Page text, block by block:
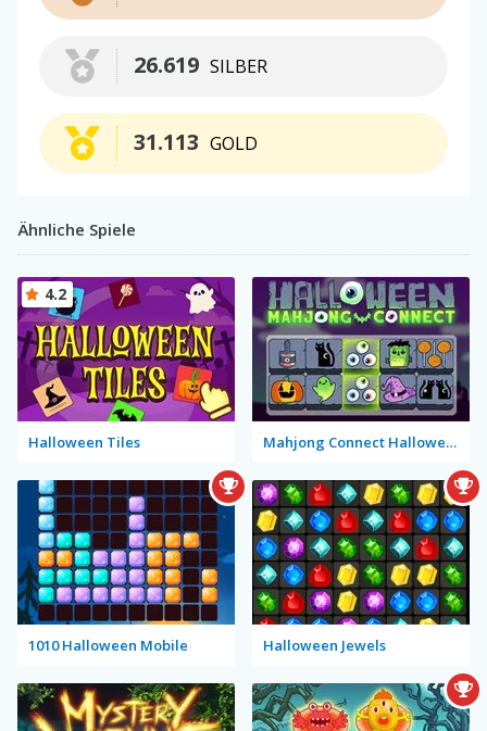
SILBER
26.619
GOLD
31.113
Ähnliche Spiele
Halloween Tiles
4.2
Mahjong Connect Halloween
1010 Halloween Mobile Halloween Jewels